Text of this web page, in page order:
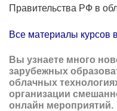
Правительства РФ в
Все материалы курсов
Вы узнаете много
зарубежных
облачных
организации
онлайн мероприятий.